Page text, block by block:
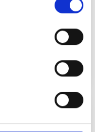
realizzati con le